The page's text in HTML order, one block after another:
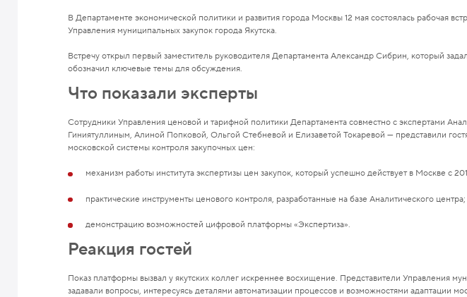
В Департаменте экономической политики и развития города Москвы 12 мая состоялась рабочая
Управления муниципальных закупок города Якутска.
Встречу открыл первый заместитель руководителя Департамента Александр Сибрин, который
обозначил ключевые темы для обсуждения.
Что показали эксперты
Сотрудники Управления ценовой и тарифной политики Департамента совместно с экспертами
Гиниятуллиным, Алиной Попковой, Ольгой Стебневой и Елизаветой Токаревой — представили
московской системы контроля закупочных цен:
механизм работы института экспертизы цен закупок, который успешно действует в Москве с
практические инструменты ценового контроля, разработанные на базе Аналитического центра;
демонстрацию возможностей цифровой платформы «Экспертиза».
Реакция гостей
Показ платформы вызвал у якутских коллег искреннее восхищение. Представители Управления
задавали вопросы, интересуясь деталями автоматизации процессов и возможностями адаптации